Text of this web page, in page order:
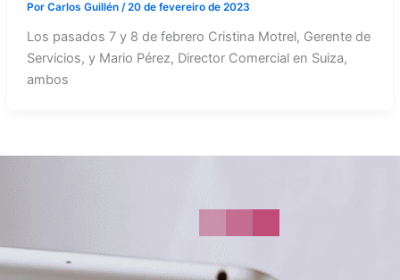
Por Carlos Guillén /20 de fevereiro de 2023
Los pasados 7 y 8 de febrero Cristina Motrel, Gerente de
Servicios, y Mario Pérez, Director Comercial en Suiza,
ambos